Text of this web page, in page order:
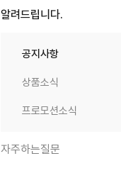
알려드립니다.
공지사항
상품소식
프로모션소식
자주하는질문